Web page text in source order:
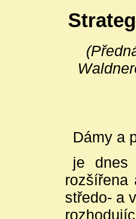
Dámy a
je dnes
středo- a